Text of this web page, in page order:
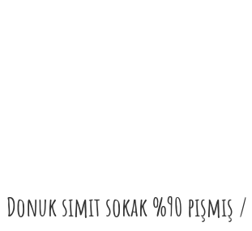
Donuk simit sokak %90 pişmiş /